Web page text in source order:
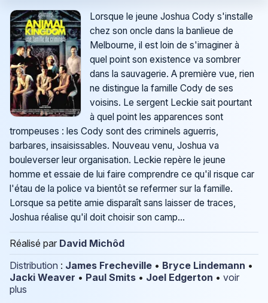
Lorsque le jeune Joshua Cody s'installe
chez son oncle dans la banlieue de
Melbourne, il est loin de s'imaginer à
quel point son existence va sombrer
dans la sauvagerie. A première vue, rien
ne distingue la famille Cody de ses
voisins. Le sergent Leckie sait pourtant
à quel point les apparences sont
trompeuses : les Cody sont des criminels aguerris,
barbares, insaisissables. Nouveau venu, Joshua va
bouleverser leur organisation. Leckie repère le jeune
homme et essaie de lui faire comprendre ce qu'il risque car
l'étau de la police va bientôt se refermer sur la famille.
Lorsque sa petite amie disparaît sans laisser de traces,
Joshua réalise qu'il doit choisir son camp...
Réalisé par David Michôd
Distribution : James Frecheville • Bryce Lindemann •
Jacki Weaver • Paul Smits • Joel Edgerton • voir
plus